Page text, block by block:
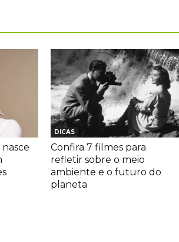
DICAS
Confira 7 filmes para
refletir sobre o meio
ambiente e o futuro do
planeta